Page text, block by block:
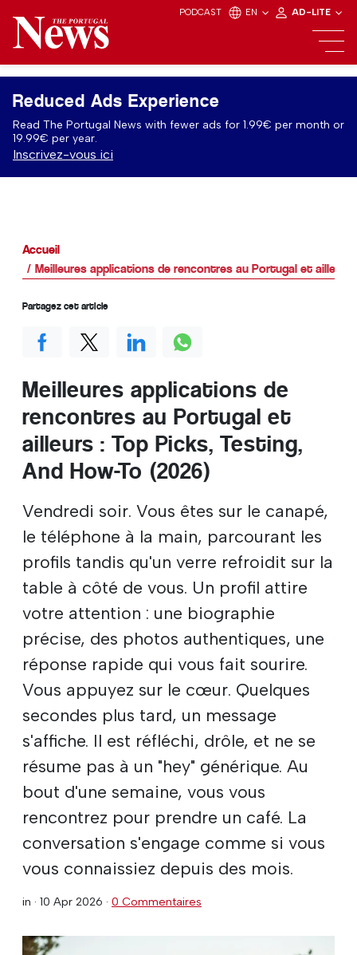
PODCAST EN AD-LITE
Reduced Ads Experience
Read The Portugal News with fewer ads for 1.99€ per month or
19.99€ per year.
Inscrivez-vous ici
Accueil
Meilleures applications de rencontres au Portugal et ailleurs :
Meilleures applications de
rencontres au Portugal et
ailleurs : Top Picks, Testing,
And How-To (2026)
Vendredi soir. Vous êtes sur le canapé,
le téléphone à la main, parcourant les
profils tandis qu'un verre refroidit sur la
table à côté de vous. Un profil attire
votre attention : une biographie
précise, des photos authentiques, une
réponse rapide qui vous fait sourire.
Vous appuyez sur le cœur. Quelques
secondes plus tard, un message
s'affiche. Il est réfléchi, drôle, et ne se
résume pas à un "hey" générique. Au
bout d'une semaine, vous vous
rencontrez pour prendre un café. La
conversation s'engage comme si vous
vous connaissiez depuis des mois.
in · 10 Apr 2026 · 0 Commentaires
Partagez cet article